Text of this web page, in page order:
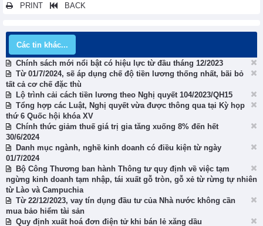
PRINT BACK
Các tin khác...
Chính sách mới nổi bật có hiệu lực từ đầu tháng 12/2023
Từ 01/7/2024, sẽ áp dụng chế độ tiền lương thống nhất, bãi bỏ
tất cả cơ chế đặc thù
Lộ trình cải cách tiền lương theo Nghị quyết 104/2023/QH15
Tổng hợp các Luật, Nghị quyết vừa được thông qua tại Kỳ họp
thứ 6 Quốc hội khóa XV
Chính thức giảm thuế giá trị gia tăng xuống 8% đến hết
30/6/2024
Danh mục ngành, nghề kinh doanh có điều kiện từ ngày
01/7/2024
Bộ Công Thương ban hành Thông tư quy định về việc tạm
ngừng kinh doanh tạm nhập, tái xuất gỗ tròn, gỗ xẻ từ rừng tự nhiên
từ Lào và Campuchia
Từ 22/12/2023, vay tín dụng đầu tư của Nhà nước không cần
mua bảo hiểm tài sản
Quy định xuất hoá đơn điện tử khi bán lẻ xăng dầu